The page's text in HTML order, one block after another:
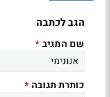
הגב לכתבה
שם המגיב *
כותרת תגובה *